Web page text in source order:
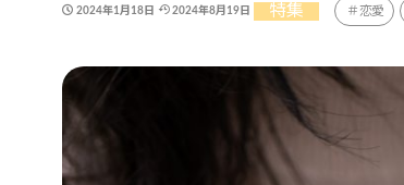
2024年1月18日 2024年8月19日 特集 恋愛